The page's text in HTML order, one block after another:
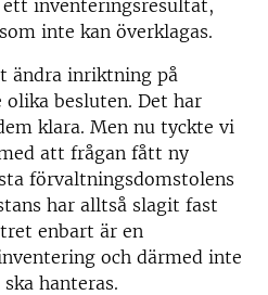
inventeringsresultat,
inte kan överklagas.
ändra inriktning på
besluten. Det har
klara. Men nu tyckte vi
att frågan fått ny
förvaltningsdomstolens
har alltså slagit fast
enbart är en
och därmed inte
hanteras.